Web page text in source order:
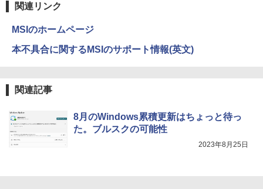
BUGS LIFE
￥1,625
コカ・コーラ やかんの麦茶 from 爽健美茶 ラ
スーパーの裏でヤニ吸うふたり 9巻 (デジタル
関連リンク
MSIのホームページ
本不具合に関するMSIのサポート情報(英文)
関連記事
8月のWindows累積更新はちょっと待っ
た。ブルスクの可能性
2023年8月25日